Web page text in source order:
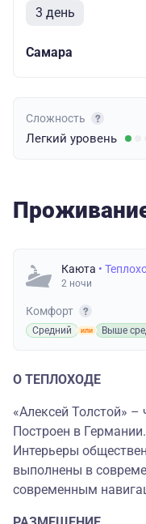
3 день
Самара
Сложность
Легкий уровень
Каюта •
2 ночи
Комфорт
Средний Выше
О ТЕПЛОХОДЕ
«Алексей Толстой» –
Построен в
Интерьеры
выполнены в
современным